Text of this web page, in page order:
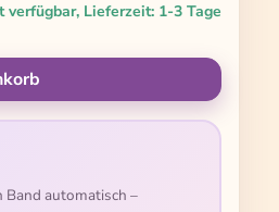
verfügbar, Lieferzeit: 1-3 Tage
benutze die
Band automatisch –